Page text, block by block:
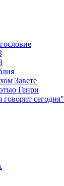
Завете
Генри
сегодня"